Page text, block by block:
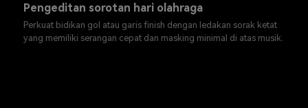
Pengeditan sorotan hari olahraga
Perkuat bidikan gol atau garis finish dengan ledakan sorak ketat
yang memiliki serangan cepat dan masking minimal di atas musik.